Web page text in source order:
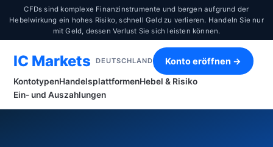
CFDs sind komplexe Finanzinstrumente und bergen aufgrund der
Hebelwirkung ein hohes Risiko, schnell Geld zu verlieren. Handeln Sie nur
mit Geld, dessen Verlust Sie sich leisten können.
IC Markets DEUTSCHLAND
KontotypenHandelsplattformenHebel & Risiko
Ein- und Auszahlungen
Konto eröffnen →